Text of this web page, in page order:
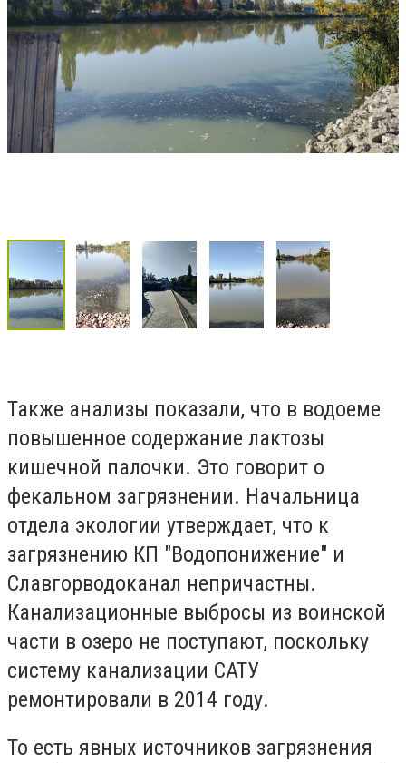
Также анализы показали, что в водоеме
повышенное содержание лактозы
кишечной палочки. Это говорит о
фекальном загрязнении. Начальница
отдела экологии утверждает, что к
загрязнению КП "Водопонижение" и
Славгорводоканал непричастны.
Канализационные выбросы из воинской
части в озеро не поступают, поскольку
систему канализации САТУ
ремонтировали в 2014 году.
То есть явных источников загрязнения